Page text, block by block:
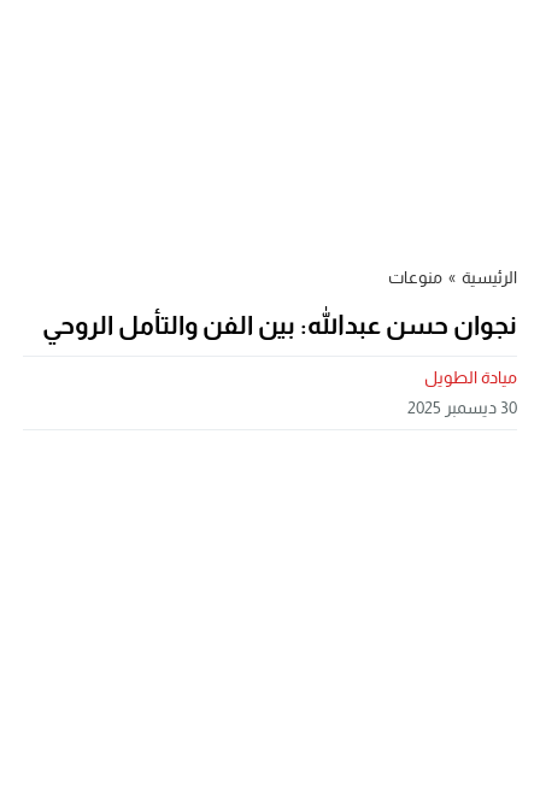
الرئيسية » منوعات
نجوان حسن عبدالله: بين الفن والتأمل الروحي
ميادة الطويل
30 ديسمبر 2025